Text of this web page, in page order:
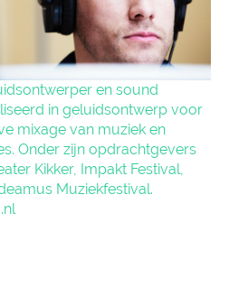
en sound
in geluidsontwerp voor
mixage van muziek en
Onder zijn opdrachtgevers
Kikker, Impakt Festival,
Muziekfestival.